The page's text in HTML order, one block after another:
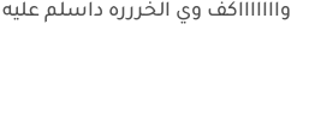
واااااااكف وي الخررره داسلم عليه